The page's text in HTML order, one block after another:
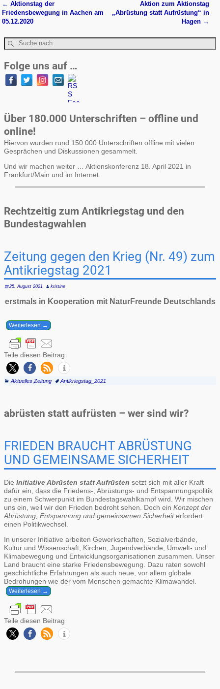
Artikelnavigation
← Aktionstag der
Friedensbewegung in Aachen am
05.12.2020
Aktion zum Aktionstag
„Abrüstung statt Aufrüstung“ in
Hagen →
Folge uns auf …
Über 180.000 Unterschriften – offline und
online!
Hiervon wurden rund 150.000 Unterschriften offline mit vielen
Gesprächen und Diskussionen gesammelt.
Und wir machen weiter … Aktionskonferenz 18. April 2021 in
Frankfurt/Main und im Internet.
Rechtzeitig zum Antikriegstag und den
Bundestagwahlen
Zeitung gegen den Krieg (Nr. 49) zum
Antikriegstag 2021
25. August 2021 kristine
erstmals in Kooperation mit NaturFreunde Deutschlands
Weiterlesen →
Teile diesen Beitrag
Aktuelles, Zeitung Antikriegstag_2021
abrüsten statt aufrüsten – wer sind wir?
FRIEDEN BRAUCHT ABRÜSTUNG
UND GEMEINSAME SICHERHEIT
Die Initiative Abrüsten statt Aufrüsten setzt sich mit aller Kraft
dafür ein, dass die Friedens-, Abrüstungs- und Entspannungspolitik
zu einem Schwerpunkt im Bundestagswahlkampf wird. Wir mischen
uns ein, weil wir den Frieden bedroht sehen. Doch ein Konzept der
Abrüstung, Entspannung und gemeinsamen Sicherheiterfordert
einen Politikwechsel.
In unserer Initiative arbeiten Gewerkschaften, Sozialverbände,
Kultur und Wissenschaft, Kirchen, Jugendverbände, Umwelt- und
Klimabewegung und Entwicklungsorganisationen zusammen. Unser
Land braucht eine starke Friedensbewegung. Dazu raten sowohl
geschichtliche Erfahrungen als auch neue, vor allem globale
Bedrohungen wie der vom Menschen gemachte Klimawandel.
Weiterlesen →
Teile diesen Beitrag